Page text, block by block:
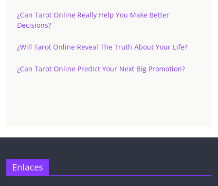
¿Can Tarot Online Really Help You Make Better
Decisions?
¿Will Tarot Online Reveal The Truth About Your Life?
¿Can Tarot Online Predict Your Next Big Promotion?
Enlaces